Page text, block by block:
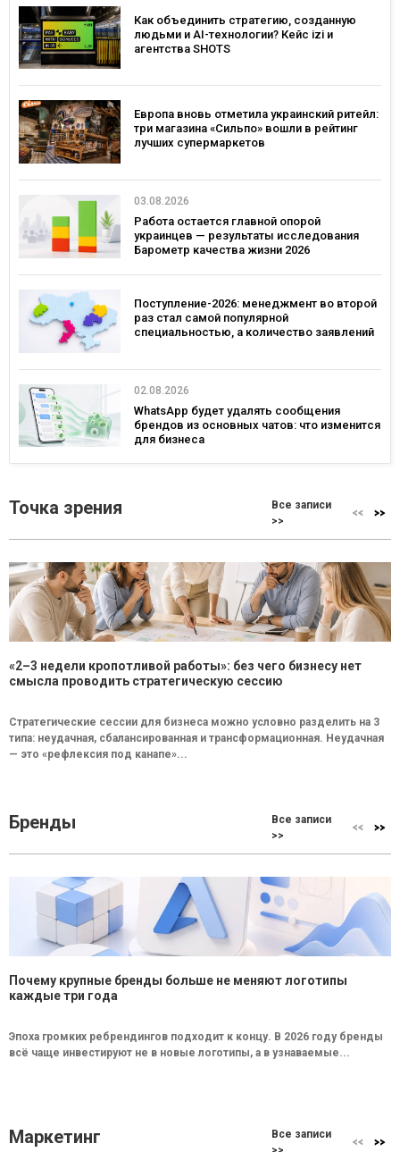
Как объединить стратегию, созданную
людьми и AI-технологии? Кейс izi и
агентства SHOTS
Европа вновь отметила украинский ритейл:
три магазина «Сильпо» вошли в рейтинг
лучших супермаркетов
03.08.2026
Работа остается главной опорой
украинцев — результаты исследования
Барометр качества жизни 2026
Поступление-2026: менеджмент во второй
раз стал самой популярной
специальностью, а количество заявлений
02.08.2026
WhatsApp будет удалять сообщения
брендов из основных чатов: что изменится
для бизнеса
Точка зрения
Все записи
>>
«2–3 недели кропотливой работы»: без чего бизнесу нет
смысла проводить стратегическую сессию
Стратегические сессии для бизнеса можно условно разделить на 3
типа: неудачная, сбалансированная и трансформационная. Неудачная
— это «рефлексия под канапе»...
Бренды
Все записи
>>
Почему крупные бренды больше не меняют логотипы
каждые три года
Эпоха громких ребрендингов подходит к концу. В 2026 году бренды
всё чаще инвестируют не в новые логотипы, а в узнаваемые...
Маркетинг
Все записи